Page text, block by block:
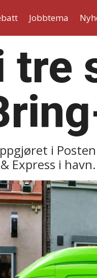
Jobbtema
tre
i
Express i